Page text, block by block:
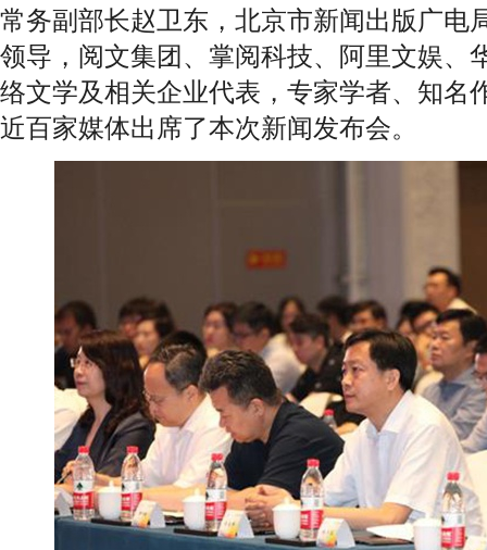
常务副部长赵卫东，北京市新闻出版广电
领导，阅文集团、掌阅科技、阿里文娱、
络文学及相关企业代表，专家学者、知名
近百家媒体出席了本次新闻发布会。